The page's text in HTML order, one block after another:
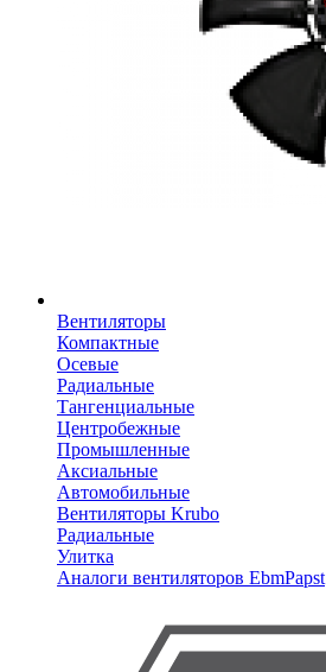
Вентиляторы
Компактные
Осевые
Радиальные
Тангенциальные
Центробежные
Промышленные
Аксиальные
Автомобильные
Вентиляторы Krubo
Радиальные
Улитка
Аналоги вентиляторов EbmPapst